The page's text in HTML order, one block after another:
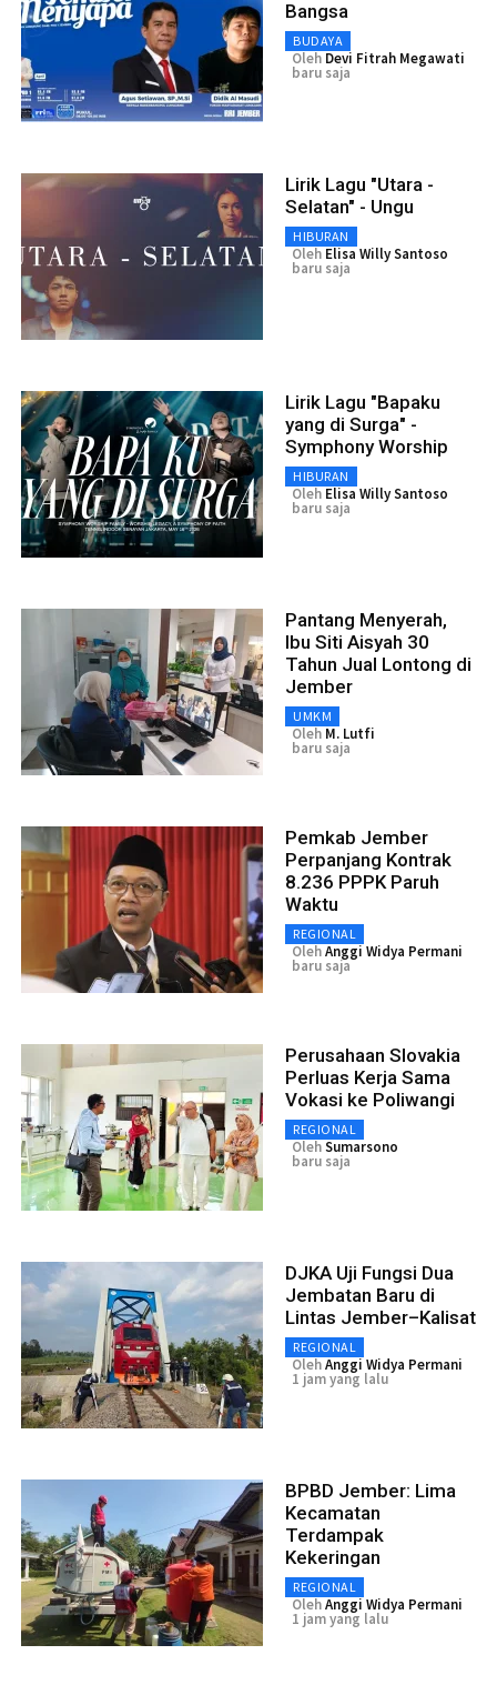
Bangsa
BUDAYA
Oleh Devi Fitrah Megawati
baru saja
Lirik Lagu "Utara -
Selatan" - Ungu
HIBURAN
Oleh Elisa Willy Santoso
baru saja
Lirik Lagu "Bapaku
yang di Surga" -
Symphony Worship
HIBURAN
Oleh Elisa Willy Santoso
baru saja
Pantang Menyerah,
Ibu Siti Aisyah 30
Tahun Jual Lontong di
Jember
UMKM
Oleh M. Lutfi
baru saja
Pemkab Jember
Perpanjang Kontrak
8.236 PPPK Paruh
Waktu
REGIONAL
OlehAnggi Widya Permani
baru saja
Perusahaan Slovakia
Perluas Kerja Sama
Vokasi ke Poliwangi
REGIONAL
OlehSumarsono
baru saja
DJKA Uji Fungsi Dua
Jembatan Baru di
Lintas Jember–Kalisat
REGIONAL
OlehAnggi Widya Permani
1 jam yang lalu
BPBD Jember: Lima
Kecamatan
Terdampak
Kekeringan
REGIONAL
OlehAnggi Widya Permani
1 jam yang lalu